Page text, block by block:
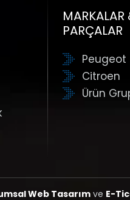
MARKALAR
PARÇALAR
Peugeot
Citroen
Ürün
Web Tasarımve E-